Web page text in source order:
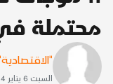
محتملة في
السبت 6 يناير 2024 22:41